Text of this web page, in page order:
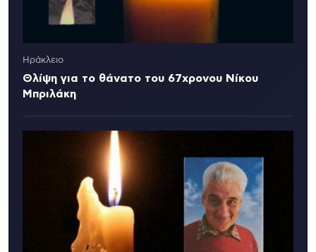
Ηράκλειο
Θλίψη για το θάνατο του 67χρονου Νίκου
Μπριλάκη